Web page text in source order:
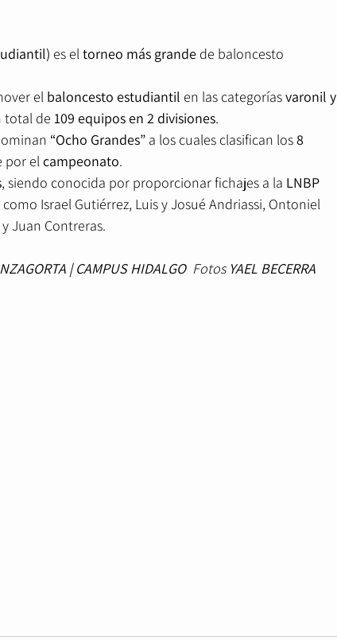
es el torneo más grande de baloncesto
el baloncesto estudiantil en las categorías varonil y
total de 109 equipos en 2 divisiones.
“Ocho Grandes” a los cuales clasifican los 8
por el campeonato.
, siendo conocida por proporcionar fichajes a la LNBP
Israel Gutiérrez, Luis y Josué Andriassi, Ontoniel
Juan Contreras.
| CAMPUS HIDALGO Fotos YAEL BECERRA